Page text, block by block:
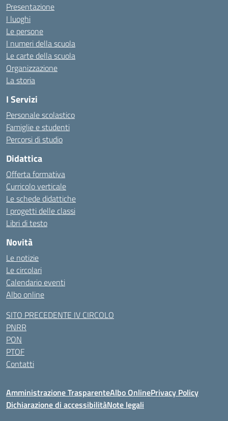
Presentazione
I luoghi
Le persone
I numeri della scuola
Le carte della scuola
Organizzazione
La storia
I Servizi
Personale scolastico
Famiglie e studenti
Percorsi di studio
Didattica
Offerta formativa
Curricolo verticale
Le schede didattiche
I progetti delle classi
Libri di testo
Novità
Le notizie
Le circolari
Calendario eventi
Albo online
SITO PRECEDENTE IV CIRCOLO
PNRR
PON
PTOF
Contatti
Amministrazione TrasparenteAlbo OnlinePrivacy Policy
Dichiarazione di accessibilitàNote legali